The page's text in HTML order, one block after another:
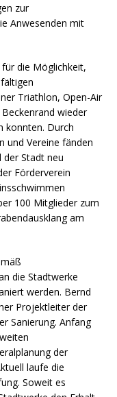
zur
Anwesenden mit
die Möglichkeit,
Triathlon, Open-Air
wieder
konnten. Durch
und Vereine fänden
der Stadt neu
Förderverein
100 Mitglieder zum
am
die Stadtwerke
werden. Bernd
Projektleiter der
Sanierung. Anfang
der
laufe die
Soweit es